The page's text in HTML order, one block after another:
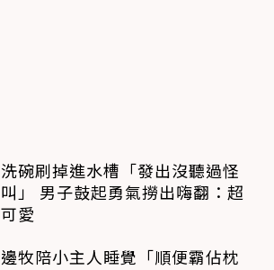
洗碗刷掉進水槽「發出沒聽過怪
叫」 男子鼓起勇氣撈出嗨翻：超
可愛
邊牧陪小主人睡覺「順便霸佔枕